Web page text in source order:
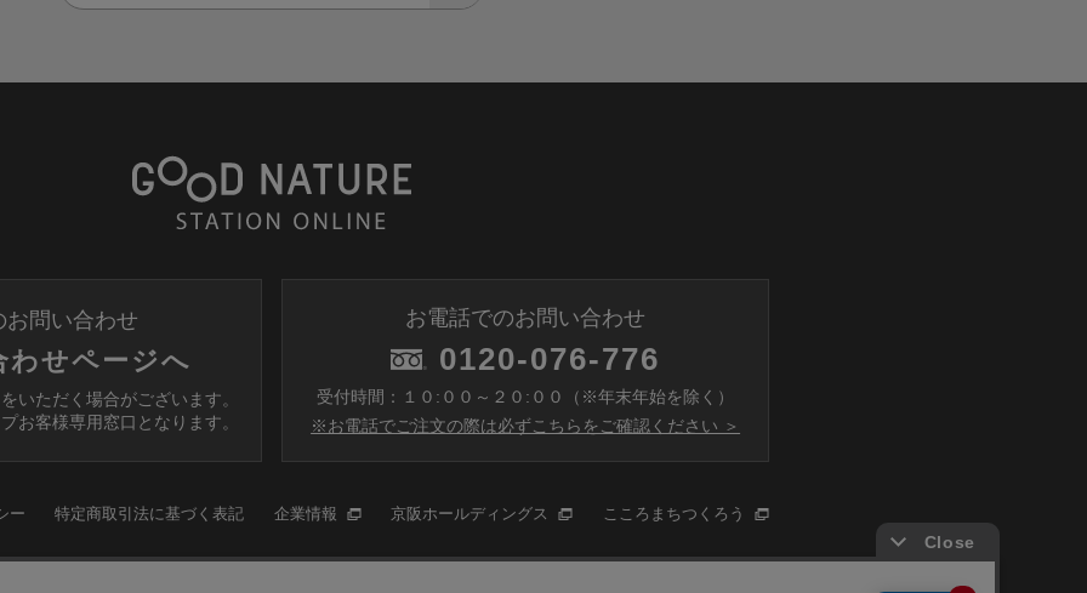
お問い合わせ
わせページへ
いただく場合がございます。
お客様専用窓口となります。
お電話でのお問い合わせ
0120-076-776
受付時間：１０:００～２０:００（※年末年始を除く）
※お電話でご注文の際は必ずこちらをご確認ください ＞
ー 特定商取引法に基づく表記 企業情報 京阪ホールディングス こころまちつくろう